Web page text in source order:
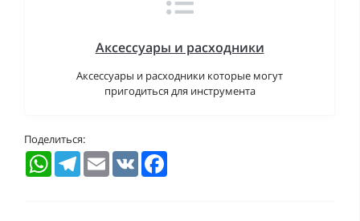
Аксессуары и расходники
Аксессуары и расходники которые могут
пригодиться для инструмента
Поделиться:
WhatsAppTelegramEmail VK